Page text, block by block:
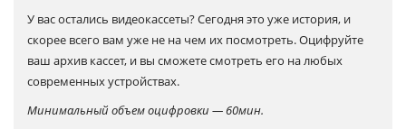
У вас остались видеокассеты? Сегодня это уже история, и
скорее всего вам уже не на чем их посмотреть. Оцифруйте
ваш архив кассет, и вы сможете смотреть его на любых
современных устройствах.
Минимальный объем оцифровки — 60мин.